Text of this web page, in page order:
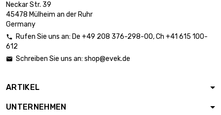
Gewicht : 1 000gr
(1kg)
(2kg)
274,40 €
(2.5kg)
Neckar Str. 39
45478 Mülheim an der Ruhr
Germany
 Rufen Sie uns an: De +49 208 376-298-00, Ch +41 615 100-
612
 Schreiben Sie uns an: shop@evek.de
ARTIKEL
UNTERNEHMEN